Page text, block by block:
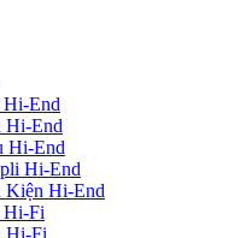
Hi-End
Hi-End
Hi-End
Hi-End
Kiện Hi-End
Hi-Fi
Hi-Fi